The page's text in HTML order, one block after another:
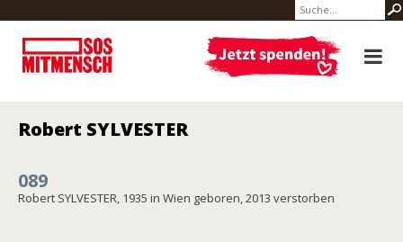
Robert SYLVESTER
089
Robert SYLVESTER, 1935 in Wien geboren, 2013 verstorben